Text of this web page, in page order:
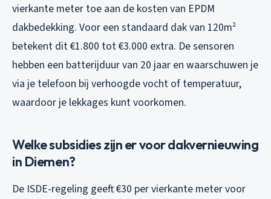
vierkante meter toe aan de kosten van EPDM
dakbedekking. Voor een standaard dak van 120m²
betekent dit €1.800 tot €3.000 extra. De sensoren
hebben een batterijduur van 20 jaar en waarschuwen je
via je telefoon bij verhoogde vocht of temperatuur,
waardoor je lekkages kunt voorkomen.
Welke subsidies zijn er voor dakvernieuwing
in Diemen?
De ISDE-regeling geeft €30 per vierkante meter voor